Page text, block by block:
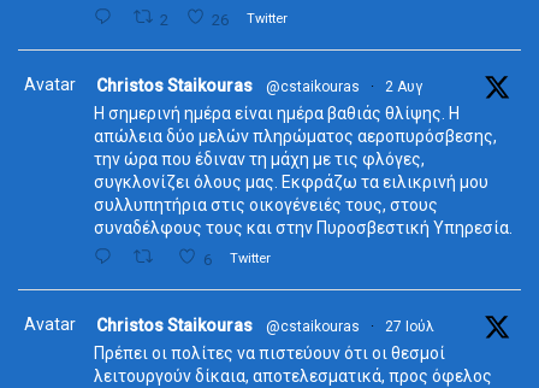
2 26 Twitter
Avatar Christos Staikouras @cstaikouras · 2 Αυγ
Η σημερινή ημέρα είναι ημέρα βαθιάς θλίψης. Η
απώλεια δύο μελών πληρώματος αεροπυρόσβεσης,
την ώρα που έδιναν τη μάχη με τις φλόγες,
συγκλονίζει όλους μας. Εκφράζω τα ειλικρινή μου
συλλυπητήρια στις οικογένειές τους, στους
συναδέλφους τους και στην Πυροσβεστική Υπηρεσία.
6 Twitter
Avatar Christos Staikouras @cstaikouras · 27 Ιούλ
Πρέπει οι πολίτες να πιστεύουν ότι οι θεσμοί
λειτουργούν δίκαια, αποτελεσματικά, προς όφελος